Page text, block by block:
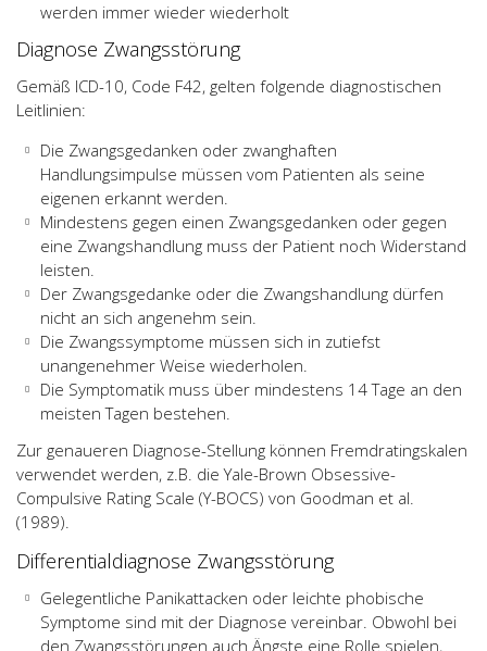
werden immer wieder wiederholt
Diagnose Zwangsstörung
Gemäß ICD-10, Code F42, gelten folgende diagnostischen
Leitlinien:
Die Zwangsgedanken oder zwanghaften
Handlungsimpulse müssen vom Patienten als seine
eigenen erkannt werden.
Mindestens gegen einen Zwangsgedanken oder gegen
eine Zwangshandlung muss der Patient noch Widerstand
leisten.
Der Zwangsgedanke oder die Zwangshandlung dürfen
nicht an sich angenehm sein.
Die Zwangssymptome müssen sich in zutiefst
unangenehmer Weise wiederholen.
Die Symptomatik muss über mindestens 14 Tage an den
meisten Tagen bestehen.
Zur genaueren Diagnose-Stellung können Fremdratingskalen
verwendet werden, z.B. die Yale-Brown Obsessive-
Compulsive Rating Scale (Y-BOCS) von Goodman et al.
(1989).
Differentialdiagnose Zwangsstörung
Gelegentliche Panikattacken oder leichte phobische
Symptome sind mit der Diagnose vereinbar. Obwohl bei
den Zwangsstörungen auch Ängste eine Rolle spielen,